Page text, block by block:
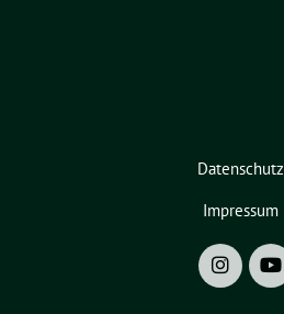
Datenschutz
Impressum